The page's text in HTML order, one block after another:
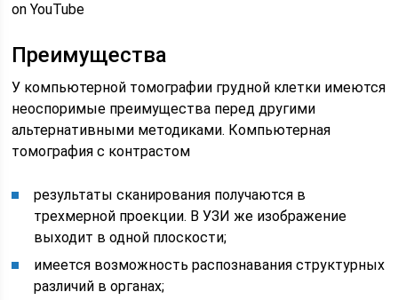
on YouTube
Преимущества
У компьютерной томографии грудной клетки имеются
неоспоримые преимущества перед другими
альтернативными методиками. Компьютерная
томография с контрастом
результаты сканирования получаются в
трехмерной проекции. В УЗИ же изображение
выходит в одной плоскости;
имеется возможность распознавания структурных
различий в органах;